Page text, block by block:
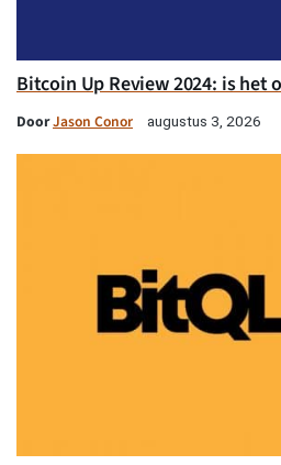
Bitcoin Up Review 2024: is
DoorJason Conor augustus 3, 2026